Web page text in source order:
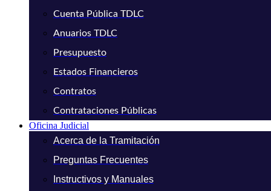
Cuenta Pública TDLC
Anuarios TDLC
Presupuesto
Estados Financieros
Contratos
Contrataciones Públicas
Oficina Judicial
Acerca de la Tramitación
Preguntas Frecuentes
Instructivos y Manuales